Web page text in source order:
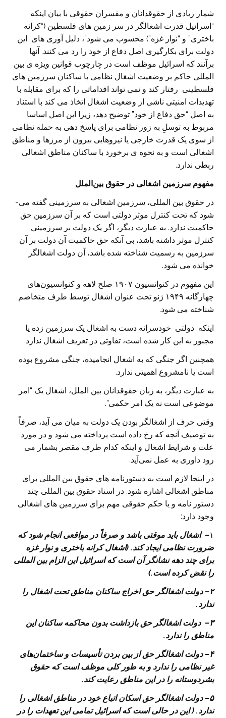
شمار زیادی از حقوقدانان و مفسران حقوقی با بیان اینکه
“اسرائیل قدرت اشغالگر در سر زمین های فلسطین (“کرانه
باختری” و “نوار غزه”) محسوب می شود”، دلیل آوری های این
دولت برای بکارگیری اصل دفاع از خود را رد می کنند. آنها
برآنند که اسرائیل موظف است در چارچوب قوانین ویژه ی بین
المللی حاکم بر وضعیت اشغال نظامی با ساکنان سرزمین های
فلسطینی رفتار کند و نمی تواند اقداماتی را که برای مقابله با
تهدیدات امنیتی ناشی از وضعیت اشغال اتخاذ می کند با استناد
به اصل “حق دفاع از خود” توضیح دهد، زیرا این اصل اساسا
مربوط به توسلِ به زور نظامی برای پاسخ دهی به حمله نظامی
از سوی یک قدرت خارجی یا نیروهایی بیرون از مرزها و مناطق
اشغالی است و به نحوه ی برخورد با ساکنان مناطق اشغالی
ربطی ندارد.
مفهوم سرزمین اشغالی در حقوق بین­الملل
در حقوق بین ­المللی، سرزمین اشغالی به سرزمینی گفته می‌­
شود که تحت کنترل موثر دولتی است که بر آن سرزمین حق
حاکمیت ندارد. به عبارت دیگر، اگر یک دولت بر سرزمینی
کنترل موثر داشته باشد، بی آنکه حق حاکمیت آن دولت بر آن
سرزمین به رسمیت شناخته شده باشد، آن دولت اشغالگر
خوانده می شود.
این مفهوم در کنوانسیون ۱۹۰۷ صلح لاهه و کنوانسیون‌های
چهارگانه ۱۹۴۹ ژنو تحت عنوان اشغال توسط طرف متخاصم
شناخته می ­شود.
اینکه دولتی خودسرانه دست به اشغال یک سرزمین زده یا
مجبور به این کار شده است، تفاوتی در تعریف اشغال ندارد.
همچنین اگر جنگی که به اشغال انجامیده، جنگی مشروع بوده
است یا نامشروع اهمیتی ندارد.
به عبارت دیگر، به زبان حقوقدانان بین الملل، اشغال یک “امر
موضوعی است نه یک امر حکمی”.
وقتی حرف از اشغالگر بودن یک دولت به میان می آید، صرفاً
به توصیف آنچه که رخ داده است پرداخته می شود و در مورد
علت و شرایط اشغال و اینکه کدام طرف مقصر بشمار می
رود داوری به عمل نمی‌­آید.
در اینجا لازم است به دستورنامه های حقوق بین المللی برای
مناطق اشغالی اشاره شود. در اسناد حقوق بین­ المللی چند
دستور نامه و یا حکم حقوقی مهم برای سرزمین های اشغالی
وجود دارد:
۱– اشغال باید موقتی باشد و صرفاً در مواقعی انجام شود که
ضرورت نظامی ایجاد کند. (اشغال کرانهباختری و نوار غزه
برای چند دهه نشانگرآناست که اسرائیل این الزام بین­ المللی
را نقض کرده است.)
۲– دولت اشغالگر حق اخراج ساکنان مناطق تحت اشغال را
ندارد.
۳– دولت اشغالگر حق بازداشت بدون محاکمه ساکنان این
مناطق را ندارد.
۴– دولت اشغالگر حق از بین بردن تأسیسات و ساختمانهای
غیر نظامی را ندارد و به طور کلی موظف است که حقوق
بشردوستانه را در این مناطق رعایت کند.
۵– دولت اشغالگر حق اسکان اتباع خود در مناطق اشغالی را
ندارد. ( این در حالی است که اسرائیل تمامی این تعهدات را در